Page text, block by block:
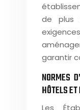
de plus
garantir
NORMES
HÔTELS